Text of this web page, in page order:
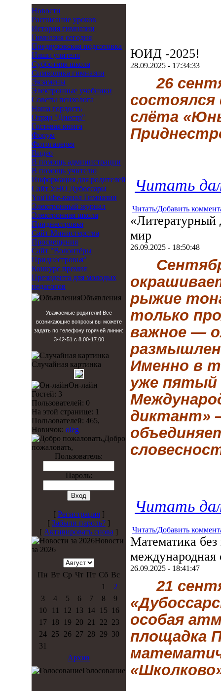
Новости
Расписание уроков
История гимназии
Гимназия сегодня
Предвузовская подготовка
Наши учителя
Субботняя школа
Символика гимназии
Экзамены
Электронные учебники
Советы психолога
Наша гордость
Отряд "Днестр"
Гостевая книга
Форум
Фотогалерея
Видео
В помощь администрации
В помощь учителю
Информация для родителей
Cайт УНО Дубоссары
YouTube-канал Гимназии
Электронный журнал
Электронная школа
Приднестровья
Сайт Министерства
Просвещения
Сайт "Волонтёры
Приднестровья"
Конкурс премия
Президента для молодых
педагогов
Объявления
Уважаемые родители! Все
возникающие вопросы вы можете
задать по телефону горячей линии:
3-42-51 с 8.00-17.00
Случайная картинка
Он-лайн
Гостей: 3
Пользователей: 0
На этой странице: 1
Пользователей: 465,
Новичок: oleg
Добро
пожаловать,
Пользователь:
Пароль:
[ Регистрация]
[ Забыли пароль? ]
[ Активировать снова ]
Новости
за 2026
Пн Вт Ср Чт Пт Сб Вс
1
2
3
4 5 6 7 8
9
10
11 12 13 14 15
16
17
18 19 20 21 22 23
24
25 26 27 28 29 30
31
Архив
Голосование
ЮИД -2025!
28.09.2025 - 17:34:33
26
состоялся
слёта
Читать
Читать/Добавить
«Литературный
мир
26.09.2025 - 18:50:48
рыжие
только
важное —
Именно в
уже пятый
диктант»
Читать
Читать/Добавить
Математика
26.09.2025 - 18:41:47
21
особая
площадка